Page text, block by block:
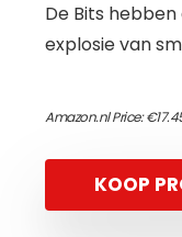
De Bits
explosie van
Amazon.nl Price:€
KOOP